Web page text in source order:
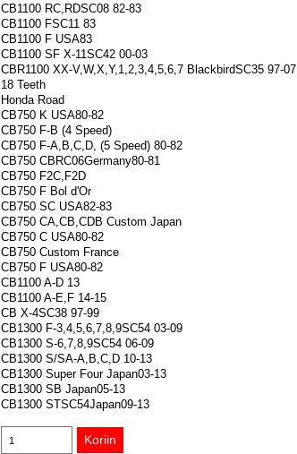
CB1100 RC,RDSC08 82-83
CB1100 FSC11 83
CB1100 F USA83
CB1100 SF X-11SC42 00-03
CBR1100 XX-V,W,X,Y,1,2,3,4,5,6,7 BlackbirdSC35 97-07
18 Teeth
Honda Road
CB750 K USA80-82
CB750 F-B (4 Speed)
CB750 F-A,B,C,D, (5 Speed) 80-82
CB750 CBRC06Germany80-81
CB750 F2C,F2D
CB750 F Bol d'Or
CB750 SC USA82-83
CB750 CA,CB,CDB Custom Japan
CB750 C USA80-82
CB750 Custom France
CB750 F USA80-82
CB1100 A-D 13
CB1100 A-E,F 14-15
CB X-4SC38 97-99
CB1300 F-3,4,5,6,7,8,9SC54 03-09
CB1300 S-6,7,8,9SC54 06-09
CB1300 S/SA-A,B,C,D 10-13
CB1300 Super Four Japan03-13
CB1300 SB Japan05-13
CB1300 STSC54Japan09-13